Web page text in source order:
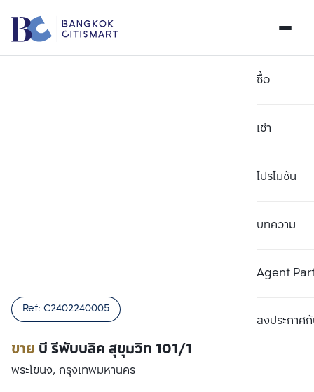
ซื้อ
เช่า
โปรโมชัน
บทความ
Agent
ลงประกาศกั
ขาย บี รีพับบลิค สุขุมวิท 101/1
Ref: C2402240005
พระโขนง, กรุงเทพมหานคร
เปรียบเทียบ